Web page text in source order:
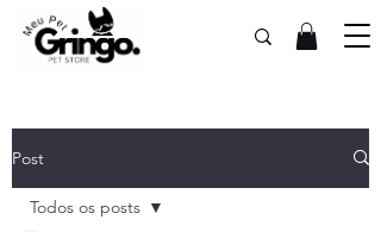
Post
Todos os posts